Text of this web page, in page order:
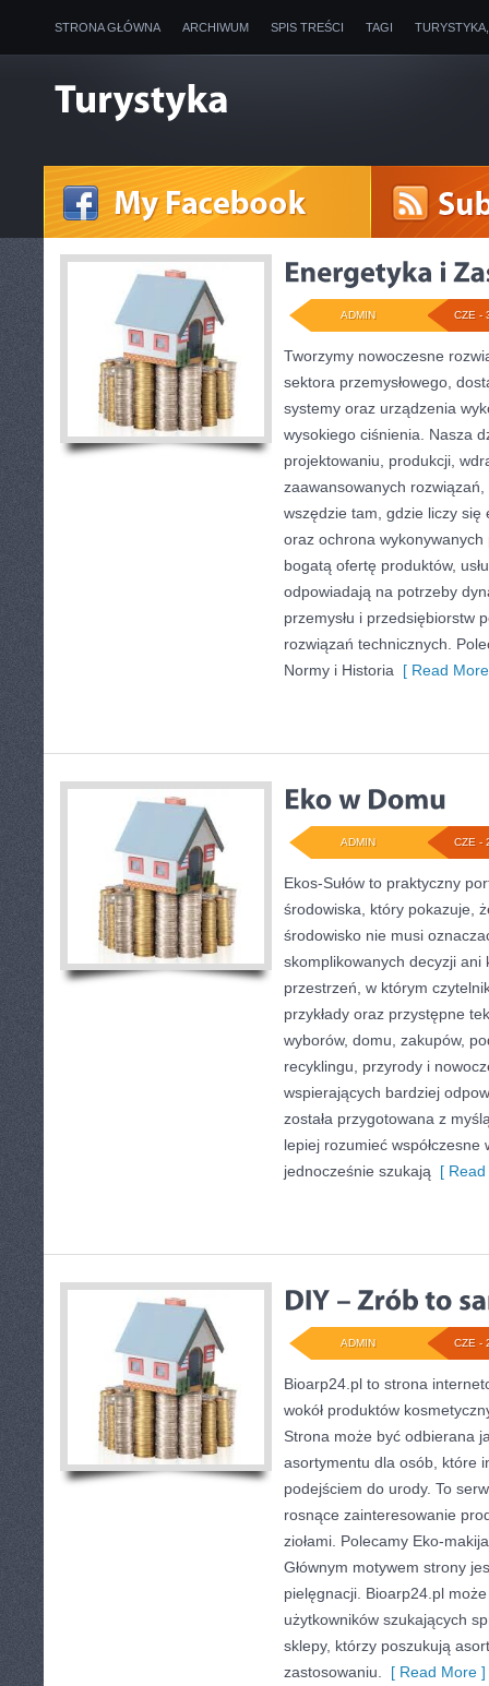
STRONA GŁÓWNA ARCHIWUM SPIS TREŚCI TAGI
CZE -
ADMIN
Tworzymy nowoczesne
sektora przemysłowego,
systemy oraz urządzenia
wysokiego ciśnienia. Nasza
projektowaniu, produkcji,
zaawansowanych
wszędzie tam, gdzie liczy się
oraz ochrona
bogatą ofertę produktów,
odpowiadają na potrzeby
przemysłu i przedsiębiorstw
rozwiązań technicznych.
Normy i Historia [ Read
CZE -
ADMIN
Ekos-Sułów to praktyczny
środowiska, który pokazuje,
środowisko nie musi
skomplikowanych decyzji ani
przestrzeń, w którym
przykłady oraz przystępne
wyborów, domu, zakupów,
recyklingu, przyrody i
wspierających bardziej
została przygotowana z
lepiej rozumieć
jednocześnie szukają [
CZE -
ADMIN
Bioarp24.pl to strona
wokół produktów
Strona może być odbierana
asortymentu dla osób, które
podejściem do urody. To
rosnące zainteresowanie
ziołami. Polecamy Eko-
Głównym motywem strony
pielęgnacji. Bioarp24.pl
użytkowników szukających
sklepy, którzy poszukują
zastosowaniu.
[ Read More ]